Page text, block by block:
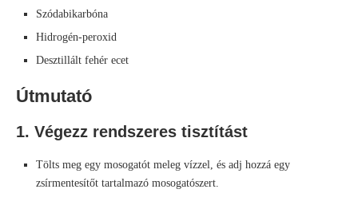
Szódabikarbóna
Hidrogén-peroxid
Desztillált fehér ecet
Útmutató
1. Végezz rendszeres tisztítást
Tölts meg egy mosogatót meleg vízzel, és adj hozzá egy
zsírmentesítőt tartalmazó mosogatószert.